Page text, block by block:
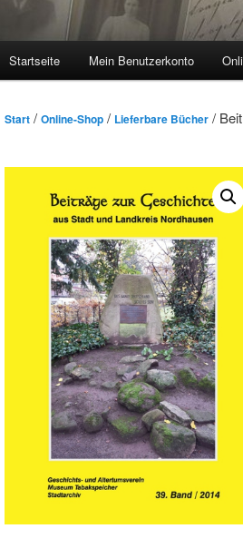
Startseite Mein Benutzerkonto
Start / Online-Shop / Lieferbare Bücher /